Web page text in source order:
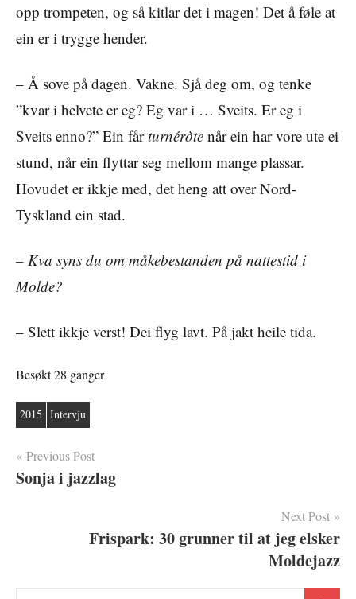
opp trompeten, og så kitlar det i magen! Det å føle at
ein er i trygge hender.
– Å sove på dagen. Vakne. Sjå deg om, og tenke
”kvar i helvete er eg? Eg var i … Sveits. Er eg i
Sveits enno?” Ein fårturnéròte når ein har vore ute ei
stund, når ein flyttar seg mellom mange plassar.
Hovudet er ikkje med, det heng att over Nord-
Tyskland ein stad.
– Kva syns du om måkebestanden på nattestid i
Molde?
– Slett ikkje verst! Dei flyg lavt. På jakt heile tida.
Besøkt 28 ganger
2015 Intervju
Innleggsnavigasjon
Previous Post
Sonja i jazzlag
Next Post
Frispark: 30 grunner til at jeg elsker
Moldejazz